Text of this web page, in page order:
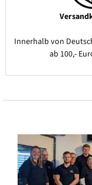
Innerhalb von
ab 100,-